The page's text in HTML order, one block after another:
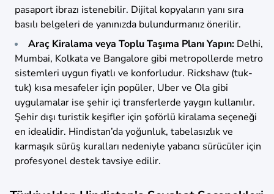
pasaport ibrazı istenebilir. Dijital kopyaların yanı sıra
basılı belgeleri de yanınızda bulundurmanız önerilir.
Araç Kiralama veya Toplu Taşıma Planı Yapın: Delhi,
Mumbai, Kolkata ve Bangalore gibi metropollerde metro
sistemleri uygun fiyatlı ve konforludur. Rickshaw (tuk-
tuk) kısa mesafeler için popüler, Uber ve Ola gibi
uygulamalar ise şehir içi transferlerde yaygın kullanılır.
Şehir dışı turistik keşifler için şoförlü kiralama seçeneği
en idealidir. Hindistan’da yoğunluk, tabelasızlık ve
karmaşık sürüş kuralları nedeniyle yabancı sürücüler için
profesyonel destek tavsiye edilir.